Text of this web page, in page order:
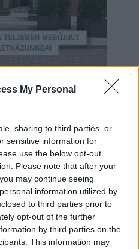
My Personal
sharing to third parties, or
sensitive information for
use the below opt-out
Please note that after your
may continue seeing
information utilized by
to third parties prior to
opt-out of the further
by third parties on the
This information may